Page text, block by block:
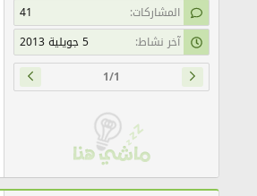
المشاركات
41
آخر نشاط
5 جويلية 2013
1/1